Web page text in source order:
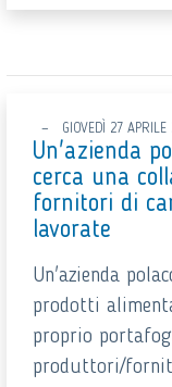
GIOVEDÌ 27 APRILE
Un'azienda
cerca una
fornitori di
lavorate
Un'azienda
prodotti
proprio
produttori/